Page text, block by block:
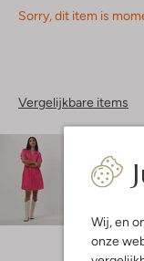
Wij, en
onze
Sorry, dit item is
Vergelijkbare items
pasvorm is